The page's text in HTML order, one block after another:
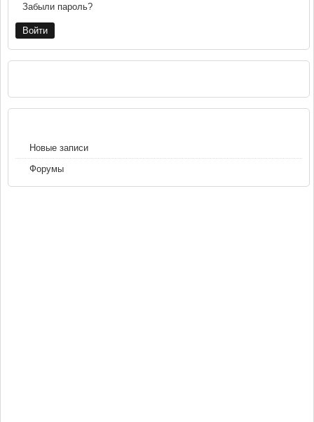
Забыли пароль?
Новые записи
Форумы